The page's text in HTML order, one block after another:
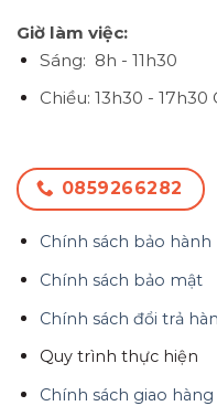
Giờ làm việc:
Sáng: 8h - 11h30
Chiều: 13h30 - 17h30
0859266282
Chính sách bảo hành
Chính sách bảo mật
Chính sách đổi trả
Quy trình thực hiện
Chính sách giao hàng